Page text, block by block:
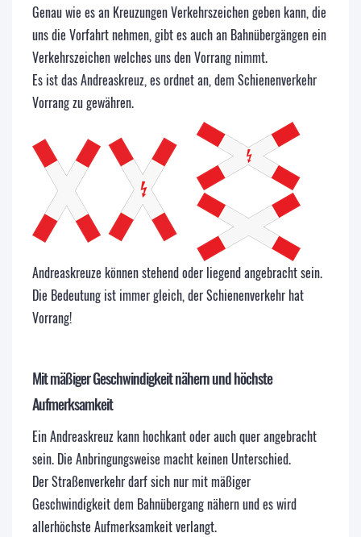
Genau wie es an Kreuzungen Verkehrszeichen geben kann, die
uns die Vorfahrt nehmen, gibt es auch an Bahnübergängen ein
Verkehrszeichen welches uns den Vorrang nimmt.
Es ist das Andreaskreuz, es ordnet an, dem Schienenverkehr
Vorrang zu gewähren.
Andreaskreuze können stehend oder liegend angebracht sein.
Die Bedeutung ist immer gleich, der Schienenverkehr hat
Vorrang!
Mit mäßiger Geschwindigkeit nähern und höchste
Aufmerksamkeit
Ein Andreaskreuz kann hochkant oder auch quer angebracht
sein. Die Anbringungsweise macht keinen Unterschied.
Der Straßenverkehr darf sich nur mit mäßiger
Geschwindigkeit dem Bahnübergang nähern und es wird
allerhöchste Aufmerksamkeit verlangt.